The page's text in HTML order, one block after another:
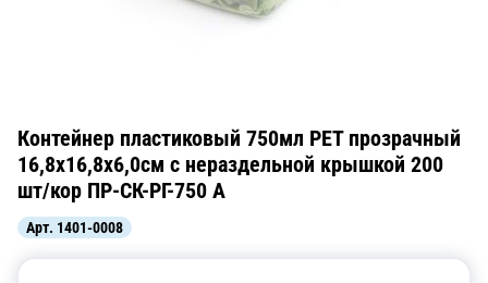
Контейнер пластиковый 750мл PET прозрачный
16,8х16,8х6,0см с нераздельной крышкой 200
шт/кор ПР-СК-РГ-750 А
Арт. 1401-0008